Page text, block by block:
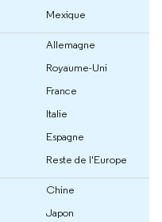
Mexique
Allemagne
Royaume-Uni
France
Italie
Espagne
Reste de l'Europe
Chine
Japon